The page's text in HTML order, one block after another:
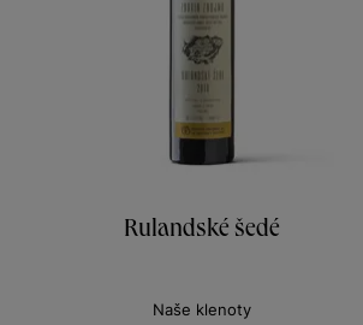
Rulandské šedé
Naše klenoty